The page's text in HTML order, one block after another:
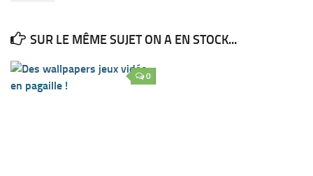
SUR LE MÊME SUJET ON A EN STOCK...
0